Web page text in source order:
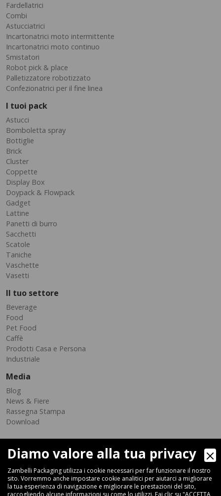
Fardellatrici
Combi
Astucciatrici
Incartonatrici moto intermittente
Incartonatrici moto continuo
Smistatori
Robot pick & place
Palletizzatore robotizzato
Confezionatrici per il fine linea
I tuoi pack
Astucci
Bomboletta spray
Bottiglie
Brick
Cluster
Coppette
Display Box
Doypack & Flowpack
Gadget
Lattine
Panetti di burro
Sacchetti
Scatole
Taniche
Vaschette
Vasetti
Il tuo settore
Beverage
Food
Pet Food
Caffè
Prodotti Casa e Persona
Industriale
Media
Blog
News & Fiere
Rassegna Stampa
Download
Diamo valore alla tua privacy
Zambelli Packaging utilizza i cookie necessari per far funzionare il nostro
sito. Vorremmo anche impostare cookie analitici per aiutarci a migliorare
la tua esperienza di navigazione e migliorare le prestazioni del sito,
raccogliendo alcune informazioni su come lo utilizzi. Fai clic su "ACCETTA